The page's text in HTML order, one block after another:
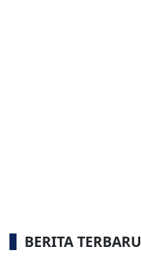
BERITA TERBARU